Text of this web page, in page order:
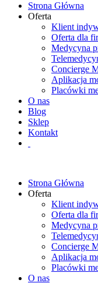
Strona Główna
Oferta
Klient
Oferta dla
Medycyna
Concierge
Aplikacja
Placówki
O nas
Blog
Sklep
Kontakt
Strona Główna
Oferta
Klient
Oferta dla
Medycyna
Concierge
Aplikacja
Placówki
O nas